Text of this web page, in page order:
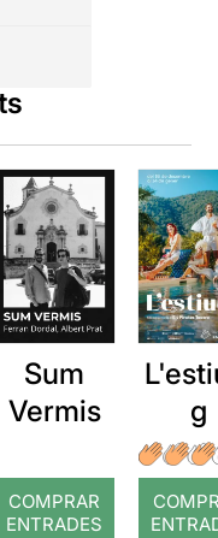
Sum
Vermis
COMPRAR
ENTRADES
g